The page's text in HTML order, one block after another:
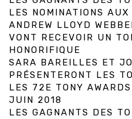
LES NOMINATIONS
ANDREW LLOYD
VONT RECEVOIR UN
HONORIFIQUE
SARA BAREILLES ET
PRÉSENTERONT LES
LES 72E TONY
JUIN 2018
LES GAGNANTS DES